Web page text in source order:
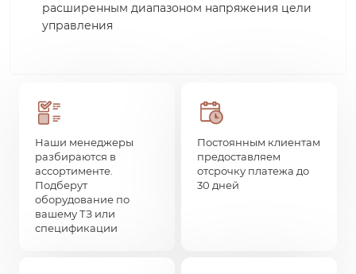
расширенным диапазоном напряжения цели
управления
Наши менеджеры
разбираются в
ассортименте.
Подберут
оборудование по
вашему ТЗ или
спецификации
Постоянным клиентам
предоставляем
отсрочку платежа до
30 дней